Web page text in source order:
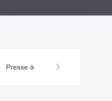
Presse à mouler de chemise